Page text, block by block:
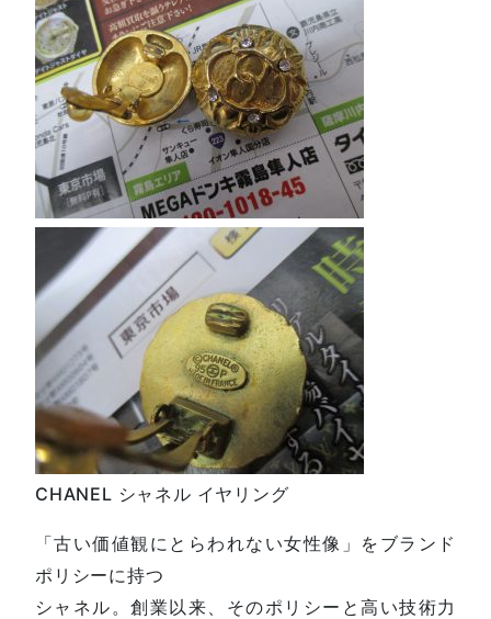
CHANEL シャネル イヤリング
「古い価値観にとらわれない女性像」をブランド
ポリシーに持つ
シャネル。創業以来、そのポリシーと高い技術力